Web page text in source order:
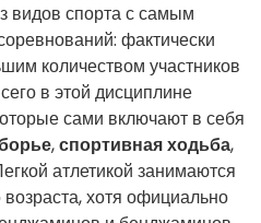
видов спорта с самым
фактически
количеством участников
в этой дисциплине
сами включают в себя
,спортивная ходьба,
атлетикой занимаются
хотя официально